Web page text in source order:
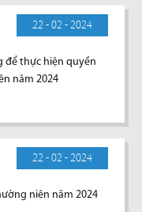
22 - 02 - 2024
để thực hiện quyền
năm 2024
22 - 02 - 2024
niên năm 2024